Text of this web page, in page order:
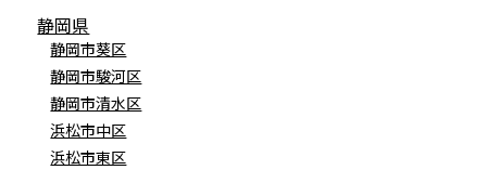
静岡県
静岡市葵区
静岡市駿河区
静岡市清水区
浜松市中区
浜松市東区